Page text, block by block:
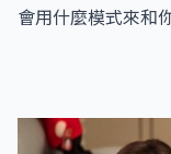
會用什麼模式來和